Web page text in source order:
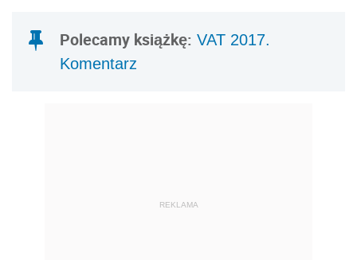
Polecamy książkę: VAT 2017.
Komentarz
REKLAMA